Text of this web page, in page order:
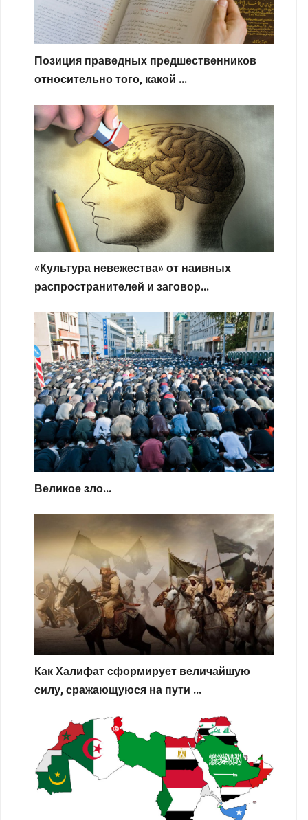
Позиция праведных предшественников
относительно того, какой ...
«Культура невежества» от наивных
распространителей и заговор...
Великое зло...
Как Халифат сформирует величайшую
силу, сражающуюся на пути ...